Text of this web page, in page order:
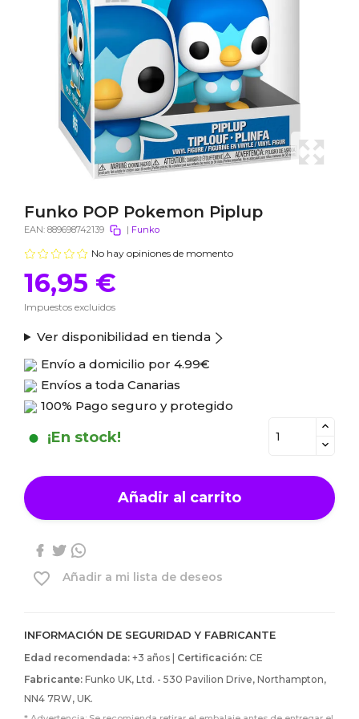
Funko POP Pokemon Piplup
EAN: 889698742139 | Funko
No hay opiniones de momento
16,95 €
Impuestos excluidos
Ver disponibilidad en tienda
Envío a domicilio por 4.99€
Envíos a toda Canarias
100% Pago seguro y protegido
¡En stock!
Añadir al carrito
favorite_border Añadir a mi lista de deseos
INFORMACIÓN DE SEGURIDAD Y FABRICANTE
Edad recomendada: +3 años | Certificación: CE
Fabricante: Funko UK, Ltd. - 530 Pavilion Drive, Northampton,
NN4 7RW, UK.